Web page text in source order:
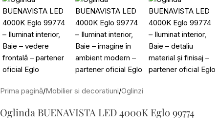
Prima pagină/Mobilier si decoratiuni/Oglinzi
Oglinda BUENAVISTA LED 4000K Eglo 99774